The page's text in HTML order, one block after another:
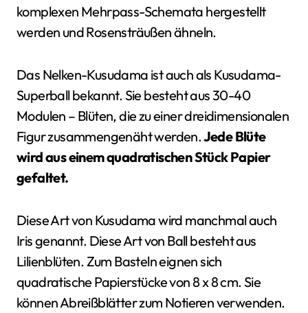
komplexen Mehrpass-Schemata hergestellt
werden und Rosensträußen ähneln.
Das Nelken-Kusudama ist auch als Kusudama-
Superball bekannt. Sie besteht aus 30-40
Modulen – Blüten, die zu einer dreidimensionalen
Figur zusammengenäht werden.Jede Blüte
wird aus einem quadratischen Stück Papier
gefaltet.
Diese Art von Kusudama wird manchmal auch
Iris genannt. Diese Art von Ball besteht aus
Lilienblüten. Zum Basteln eignen sich
quadratische Papierstücke von 8 x 8 cm. Sie
können Abreißblätter zum Notieren verwenden.